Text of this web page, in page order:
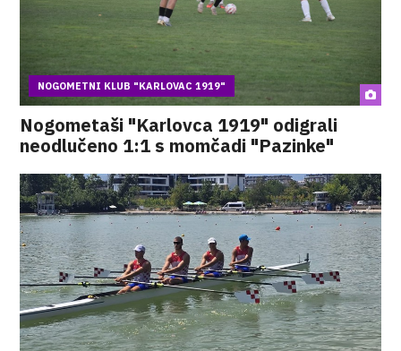
NOGOMETNI KLUB "KARLOVAC 1919"
Nogometaši "Karlovca 1919" odigrali
neodlučeno 1:1 s momčadi "Pazinke"